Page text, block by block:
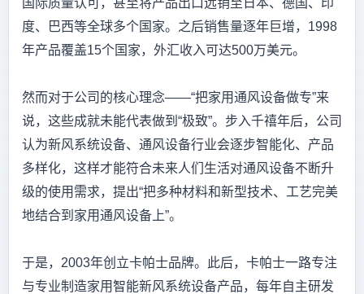
国际质量认可，甚至将产品出口远销至日本、德国、印
度、巴西等全球多个国家。之后销售量逐年巨增，1998
年产品覆盖15个国家，外汇收入可达500万美元。
然而对于公司的核心理念——“把家用通风设备做专”来
说，这些成就未能代表做到“极致”。步入千禧年后，公司
认为新风系统设备、通风设备行业会逐步智能化、产品
多样化，这样才能符合未来人们生活对通风设备不断升
级的使用需求，提出“把多种材料和新型技术、工艺完美
地结合到家用通风设备上”。
于是，2003年创立卡帕士品牌。此后，卡帕士一路专注
与专业制造家用智能新风系统设备产品，每年自主研发